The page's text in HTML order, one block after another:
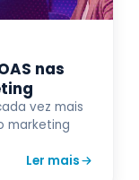
nas
vez mais
marketing
Ler mais